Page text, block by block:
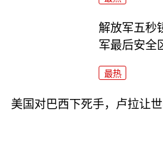
解放军五秒
军最后安全
最热
美国对巴西下死手，卢拉让